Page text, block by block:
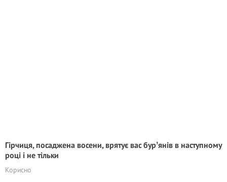
Гірчиця, посаджена восени, врятує вас бурʼянів в наступному
році і не тільки
Корисно